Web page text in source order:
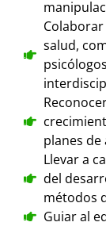
salud,
planes de
Llevar a
del
métodos
Guiar al